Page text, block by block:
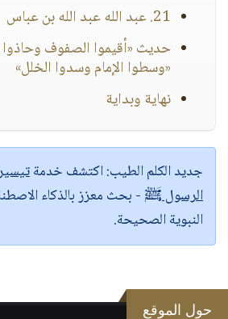
21. عبد الله عبد الله بن عباس
حديث «أقيموا الصفوف وحاذوا
«وسطوا الإمام وسدوا الخلل»
نهاية وبداية
جديد الكلم الطيب:اكتشف خدمة
الرسول ﷺ - بحث معزز بالذكاء
النبوية الصحيحة.
حول الموقع